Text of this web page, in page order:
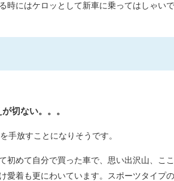
時にはケロッとして新車に乗ってはしゃい
切ない。。。
手放すことになりそうです。
初めて自分で買った車で、思い出沢山、こ
愛着も更にわいています。スポーツタイプ